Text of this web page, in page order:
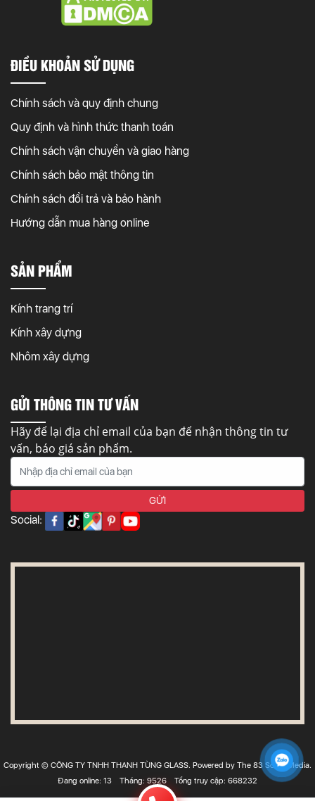
ĐIỀU KHOẢN SỬ DỤNG
Chính sách và quy định chung
Quy định và hình thức thanh toán
Chính sách vận chuyển và giao hàng
Chính sách bảo mật thông tin
Chính sách đổi trả và bảo hành
Hướng dẫn mua hàng online
SẢN PHẨM
Kính trang trí
Kính xây dựng
Nhôm xây dựng
GỬI THÔNG TIN TƯ VẤN
Hãy để lại địa chỉ email của bạn để nhận thông tin tư
vấn, báo giá sản phẩm.
Social:
Copyright © CÔNG TY TNHH THANH TÙNG GLASS. Powered by The 83 Social Media.
Đang online: 13
Tháng: 9526 Tổng truy cập: 668232